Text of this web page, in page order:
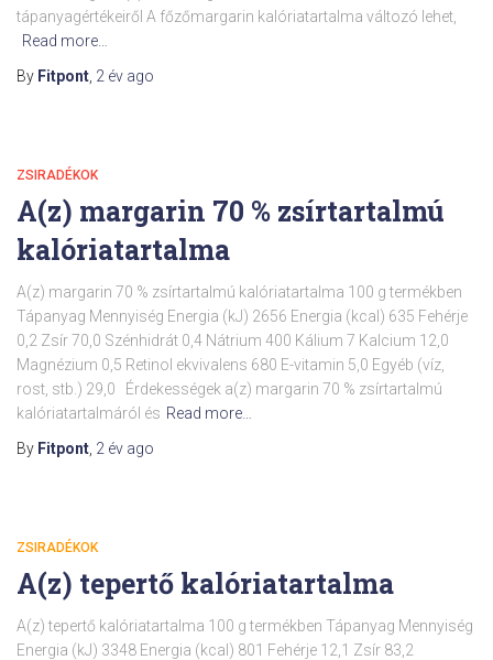
tápanyagértékeiről A főzőmargarin kalóriatartalma változó lehet,
Read more…
By Fitpont 2 év ago
ZSIRADÉKOK
A(z) margarin 70 % zsírtartalmú
kalóriatartalma
A(z) margarin 70 % zsírtartalmú kalóriatartalma 100 g termékben
Tápanyag Mennyiség Energia (kJ) 2656 Energia (kcal) 635 Fehérje
0,2 Zsír 70,0 Szénhidrát 0,4 Nátrium 400 Kálium 7 Kalcium 12,0
Magnézium 0,5 Retinol ekvivalens 680 E-vitamin 5,0 Egyéb (víz,
rost, stb.) 29,0 Érdekességek a(z) margarin 70 % zsírtartalmú
kalóriatartalmáról és Read more…
By Fitpont 2 év ago
ZSIRADÉKOK
A(z) tepertő kalóriatartalma
A(z) tepertő kalóriatartalma 100 g termékben Tápanyag Mennyiség
Energia (kJ) 3348 Energia (kcal) 801 Fehérje 12,1 Zsír 83,2